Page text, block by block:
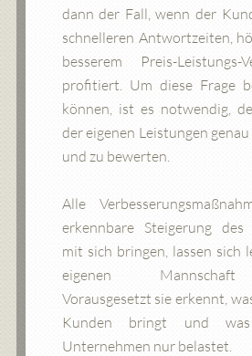
dann der Fall, wenn der
schnelleren Antwortzeiten,
besserem Preis-Leistungs-
profitiert. Um diese Frage
können, ist es notwendig,
der eigenen Leistungen
und zu bewerten.
Alle
erkennbare Steigerung des
mit sich bringen, lassen sich
eigenen Mannschaft
Vorausgesetzt sie erkennt,
Kunden bringt und
Unternehmen nur belastet.